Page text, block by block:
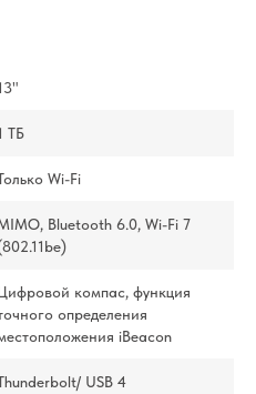
ТБ
Wi-Fi
Bluetooth 6.0, Wi-Fi 7
компас, функция
определения
iBeacon
USB 4